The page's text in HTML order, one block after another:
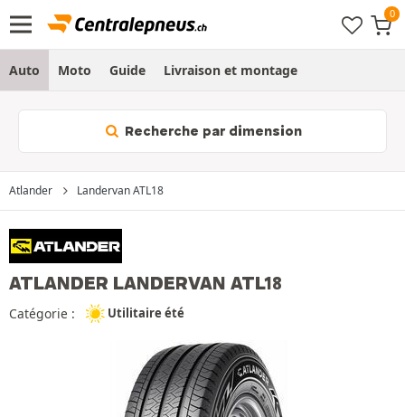
Auto Moto Guide Livraison et montage
Recherche par dimension
Atlander Landervan ATL18
ATLANDER LANDERVAN ATL18
Catégorie : Utilitaire été